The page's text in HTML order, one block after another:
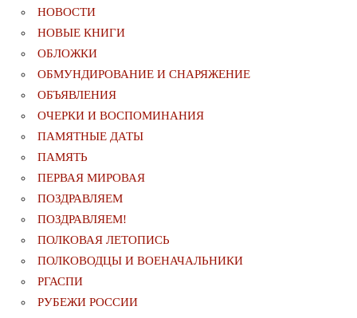
НОВОСТИ
НОВЫЕ КНИГИ
ОБЛОЖКИ
ОБМУНДИРОВАНИЕ И СНАРЯЖЕНИЕ
ОБЪЯВЛЕНИЯ
ОЧЕРКИ И ВОСПОМИНАНИЯ
ПАМЯТНЫЕ ДАТЫ
ПАМЯТЬ
ПЕРВАЯ МИРОВАЯ
ПОЗДРАВЛЯЕМ
ПОЗДРАВЛЯЕМ!
ПОЛКОВАЯ ЛЕТОПИСЬ
ПОЛКОВОДЦЫ И ВОЕНАЧАЛЬНИКИ
РГАСПИ
РУБЕЖИ РОССИИ